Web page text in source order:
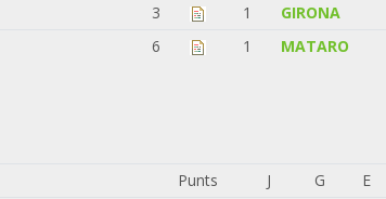
3 1
GIRONA
6 1 MATARO
Punts J G E